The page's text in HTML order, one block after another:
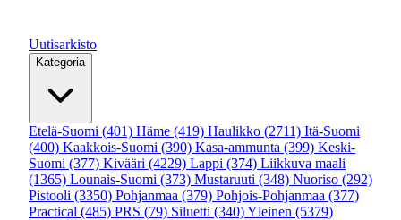
Uutisarkisto
Kategoria
Etelä-Suomi (401) Häme (419) Haulikko (2711) Itä-Suomi
(400) Kaakkois-Suomi (390) Kasa-ammunta (399) Keski-
Suomi (377) Kivääri (4229) Lappi (374) Liikkuva maali
(1365) Lounais-Suomi (373) Mustaruuti (348) Nuoriso (292)
Pistooli (3350) Pohjanmaa (379) Pohjois-Pohjanmaa (377)
Practical (485) PRS (79) Siluetti (340)Yleinen (5379)